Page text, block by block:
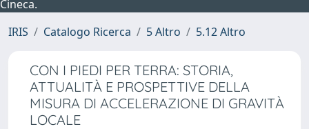
Cineca.
IRIS
Catalogo Ricerca 5 Altro 5.12 Altro
CON I PIEDI PER TERRA: STORIA,
ATTUALITÀ E PROSPETTIVE DELLA
MISURA DI ACCELERAZIONE DI GRAVITÀ
LOCALE